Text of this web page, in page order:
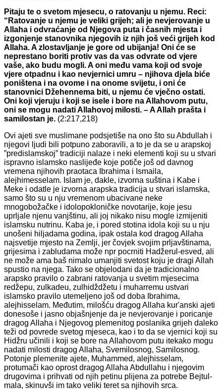
Pitaju te o svetom mjesecu, o ratovanju u njemu. Reci:
“Ratovanje u njemu je veliki grijeh; ali je nevjerovanje u
Allaha i odvraćanje od Njegova puta i časnih mjesta i
izgonjenje stanovnika njegovih iz njih još veći grijeh kod
Allaha. A zlostavljanje je gore od ubijanja! Oni će se
neprestano boriti protiv vas da vas odvrate od vjere
vaše, ako budu mogli. A oni među vama koji od svoje
vjere otpadnu i kao nevjernici umru – njihova djela biće
poništena i na ovome i na onome svijetu, i oni će
stanovnici Džehennema biti, u njemu će vječno ostati.
Oni koji vjeruju i koji se isele i bore na Allahovom putu,
oni se mogu nadati Allahovoj milosti. – A Allah prašta i
samilostan je. (2:217,218)
Ovi ajeti sve muslimane podsjetiše na ono što su Abdullah i
njegovi ljudi bili potpuno zaboravili, a to je da se u arapskoj
”predislamskoj” tradiciji nalaze i neki elementi koji su u stvari
ispravno islamsko naslijeđe koje potiče još od davnog
vremena njihovih praotaca Ibrahima i Ismaila,
alejhimesselam. Islam je, dakle, izvorna suština i Kabe i
Meke i odatle je izvorna arapska tradicija u stvari islamska,
samo što su u nju vremenom ubacivane neke
mnogobožačke i idolopokloničke novotarije, koje jesu
uprljale njenu vanjštinu, ali joj nikako nisu mogle izmijeniti
islamsku nutrinu. Kaba je, i pored stotina idola koji su u nju
unošeni hiljadama godina, ipak ostala kod dragog Allaha
najsvetije mjesto na Zemlji, jer čovjek svojim prljavštinama,
grijesima i zabludama može npr pocrniti Hadžerul-esved, ali
ne može ama baš nimalo umanjiti svetost koju je dragi Allah
spustio na njega. Tako se objelodani da je tradicionalno
arapsko pravilo o zabrani ratovanja u svetim mjesecima
redžepu, zulkadeu, zulhidždžetu i muharremu ustvari
islamsko pravilo utemeljeno još od doba Ibrahima,
alejhisselam. Međutim, milošću dragog Allaha kur'anski ajeti
donesoše i jasno objašnjenje da je nevjerovanje i poricanje
dragog Allaha i Njegovog plemenitog poslanika grijeh daleko
teži od povrede svetog mjeseca, kao i to da se vjernici koji su
Hidžru učinili i koji se bore na Allahovom putu itekako mogu
nadati milosti dragog Allaha, Svemilosnog, Samilosnog.
Potonje plemenite ajete, Muhammed, alejhisselam,
protumači kao oprost dragog Allaha Abdullahu i njegovim
drugovima i prihvati od njih petinu plijena za potrebe Bejtul-
mala, skinuvši im tako veliki teret sa njihovih srca.